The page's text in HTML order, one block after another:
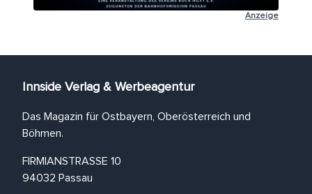
Anzeige
Innside Verlag & Werbeagentur
Das Magazin für Ostbayern, Oberösterreich und
Böhmen.
FIRMIANSTRASSE 10
94032 Passau